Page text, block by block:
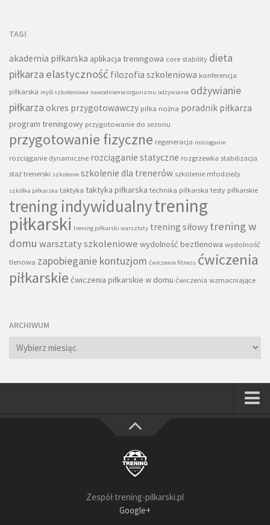
TAGI
akademia piłkarska aplikacja treningowa core stability dieta
piłkarza elastyczność filozofia szkoleniowa konferencja
piłkarska myśl szkoleniowa nawodnienie organizmu odżywianie odżywianie
piłkarza okres przygotowawczy piłka nożna poradnik piłkarza
program treningowy przygotowanie do sezonu
przygotowanie fizyczne regeneracja rozciąganie
rozciąganie dynamiczne rozciąganie statyczne rozgrzewka stabilizacja
staż trenerski szkolenie szkolenie dla trenerów szkolenie młodzieży
szkółka piłkarska taktyka taktyka piłkarska technika piłkarska testy piłkarskie
trening indywidualnytrening
piłkarski trening piłkarski warsztaty trening siłowy trening w
domu warsztaty szkoleniowe wydolność beztlenowa wydolność
tlenowa zapobieganie kontuzjom ćwiczenia fitness ćwiczenia
piłkarskie ćwiczenia piłkarskie w domu ćwiczenia wzmacniające
ARCHIWUM
Archiwum
Zespół trening-pilkarski.pl
Google+